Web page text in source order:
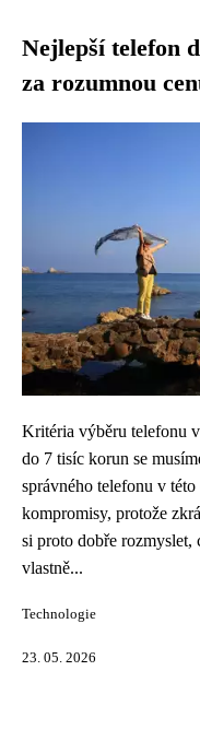
Nejlepší telefon
za rozumnou
Kritéria výběru telefonu
do 7 tisíc korun se
správného telefonu v
kompromisy, protože
si proto dobře rozmyslet,
vlastně...
Technologie
23. 05. 2026